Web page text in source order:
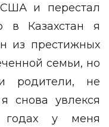
и перестал
в Казахстан я
из престижных
семьи, но
родители, не
снова увлекся
годах у меня